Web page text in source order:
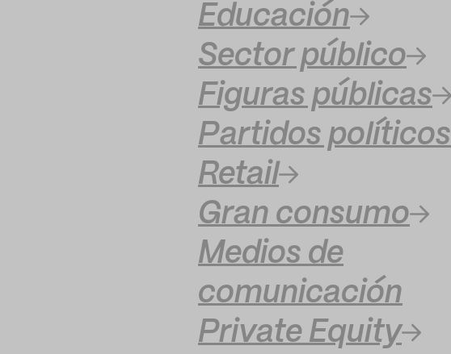
Educación
Sector público
Figuras públicas
Partidos políticos
Retail
Gran consumo
Medios de
comunicación
Private Equity